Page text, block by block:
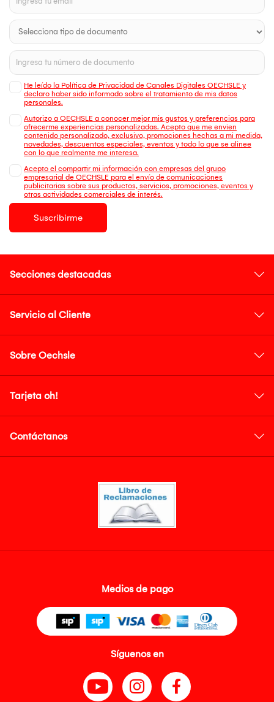
He leído la Política de Privacidad de Canales Digitales OECHSLE y
declaro haber sido informado sobre el tratamiento de mis datos
personales.
Autorizo a OECHSLE a conocer mejor mis gustos y preferencias para
ofrecerme experiencias personalizadas. Acepto que me envien
contenido personalizado, exclusivo, promociones hechas a mi medida,
novedades, descuentos especiales, eventos y todo lo que se alinee
con lo que realmente me interesa.
Acepto el compartir mi información con empresas del grupo
empresarial de OECHSLE para el envío de comunicaciones
publicitarias sobre sus productos, servicios, promociones, eventos y
otras actividades comerciales de interés.
Suscribirme
Secciones destacadas
Servicio al Cliente
Sobre Oechsle
Tarjeta oh!
Contáctanos
Medios de pago
Síguenos en